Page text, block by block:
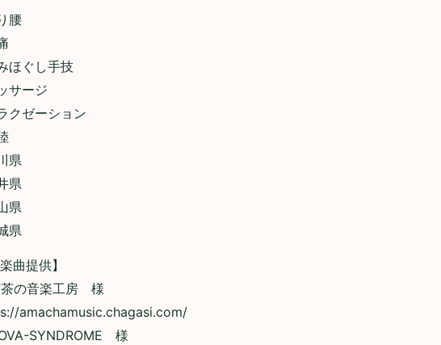
腰
ほぐし手技
サージ
クゼーション
県
県
県
県
曲提供】
茶の音楽工房 様
amachamusic.chagasi.com/
SYNDROME 様